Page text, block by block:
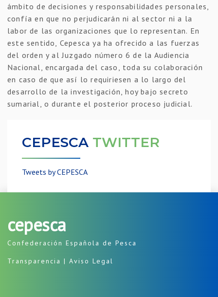
ámbito de decisiones y responsabilidades personales,
confía en que no perjudicarán ni al sector ni a la
labor de las organizaciones que lo representan. En
este sentido, Cepesca ya ha ofrecido a las fuerzas
del orden y al Juzgado número 6 de la Audiencia
Nacional, encargada del caso, toda su colaboración
en caso de que así lo requiriesen a lo largo del
desarrollo de la investigación, hoy bajo secreto
sumarial, o durante el posterior proceso judicial.
CEPESCA TWITTER
Tweets by CEPESCA
cepesca
Confederación Española de Pesca
Transparencia | Aviso Legal